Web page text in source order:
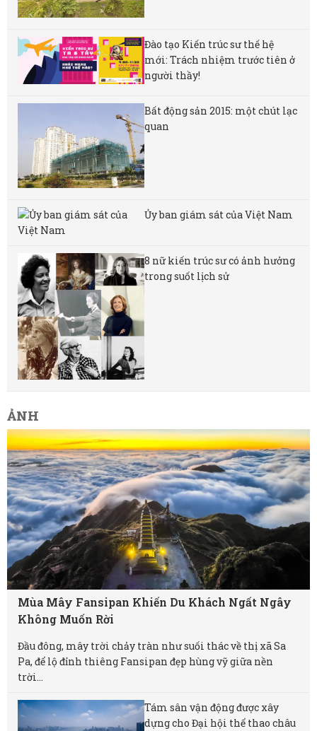
Đào tạo Kiến trúc sư thế hệ
mới: Trách nhiệm trước tiên ở
người thầy!
Bất động sản 2015: một chút lạc
quan
Ủy ban giám sát của Việt Nam
8 nữ kiến ​​trúc sư có ảnh hưởng
trong suốt lịch sử
ẢNH
Mùa Mây Fansipan Khiến Du Khách Ngất Ngây
Không Muốn Rời
Đầu đông, mây trời chảy tràn như suối thác về thị xã Sa
Pa, để lộ đỉnh thiêng Fansipan đẹp hùng vỹ giữa nền
trời...
Tám sân vận động được xây
dựng cho Đại hội thể thao châu